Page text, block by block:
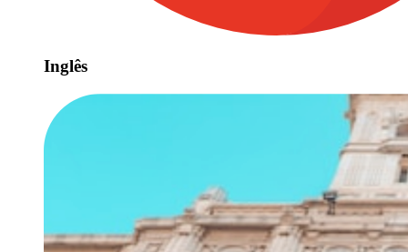
Inglês